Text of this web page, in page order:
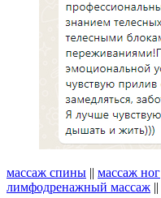
массаж спины || массаж ног
лимфодренажный массаж ||